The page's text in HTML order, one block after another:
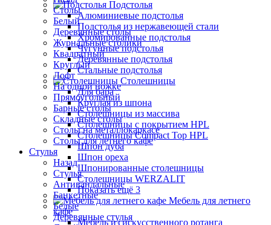
Подстолья
Алюминиевые подстолья
Подстолья из нержавеющей стали
Хромированные подстолья
Чугунные подстолья
Деревянные подстолья
Стальные подстолья
Столешницы
Для бара
Круглая из шпона
Столешницы из массива
Столешницы с покрытием HPL
Столешницы Сompact Top HPL
Шпон дуба
Шпон ореха
Шпонированные столешницы
Столешницы WERZALIT
Показать ещё 3
Мебель для летнего
кафе
Мебель из искусственного ротанга
Столы
Белый
Деревянные столы
Журнальные столики
Квадратный
Круглый
Лофт
На одной ножке
Прямоугольный
Барные столы
Складные столы
Столы на металлокаркасе
Столы для летнего кафе
Стулья
Назад
Стулья
Антивандальные
Банкетные
Белые
Деревянные стулья